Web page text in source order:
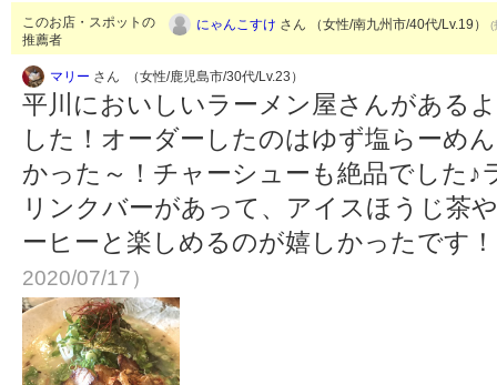
このお店・スポットの
推薦者
にゃんこすけ さん （女性/南九州市/40代/Lv.19） (
マリー さん （女性/鹿児島市/30代/Lv.23）
平川においしいラーメン屋さんがある
した！オーダーしたのはゆず塩らーめ
かった～！チャーシューも絶品でした♪
リンクバーがあって、アイスほうじ茶
ーヒーと楽しめるのが嬉しかったです
2020/07/17）